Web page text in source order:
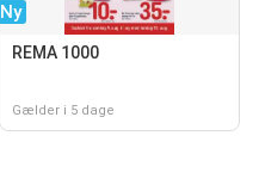
Ny
REMA 1000
Gælder i 5 dage